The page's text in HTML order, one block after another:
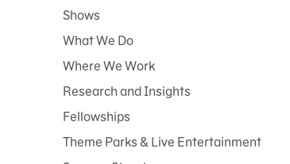
Shows
What We Do
Where We Work
Research and Insights
Fellowships
Theme Parks & Live Entertainment